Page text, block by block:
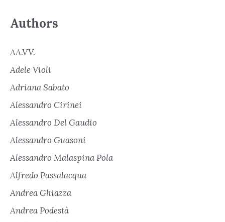
Authors
AA.VV.
Adele Violi
Adriana Sabato
Alessandro Cirinei
Alessandro Del Gaudio
Alessandro Guasoni
Alessandro Malaspina Pola
Alfredo Passalacqua
Andrea Ghiazza
Andrea Podestà